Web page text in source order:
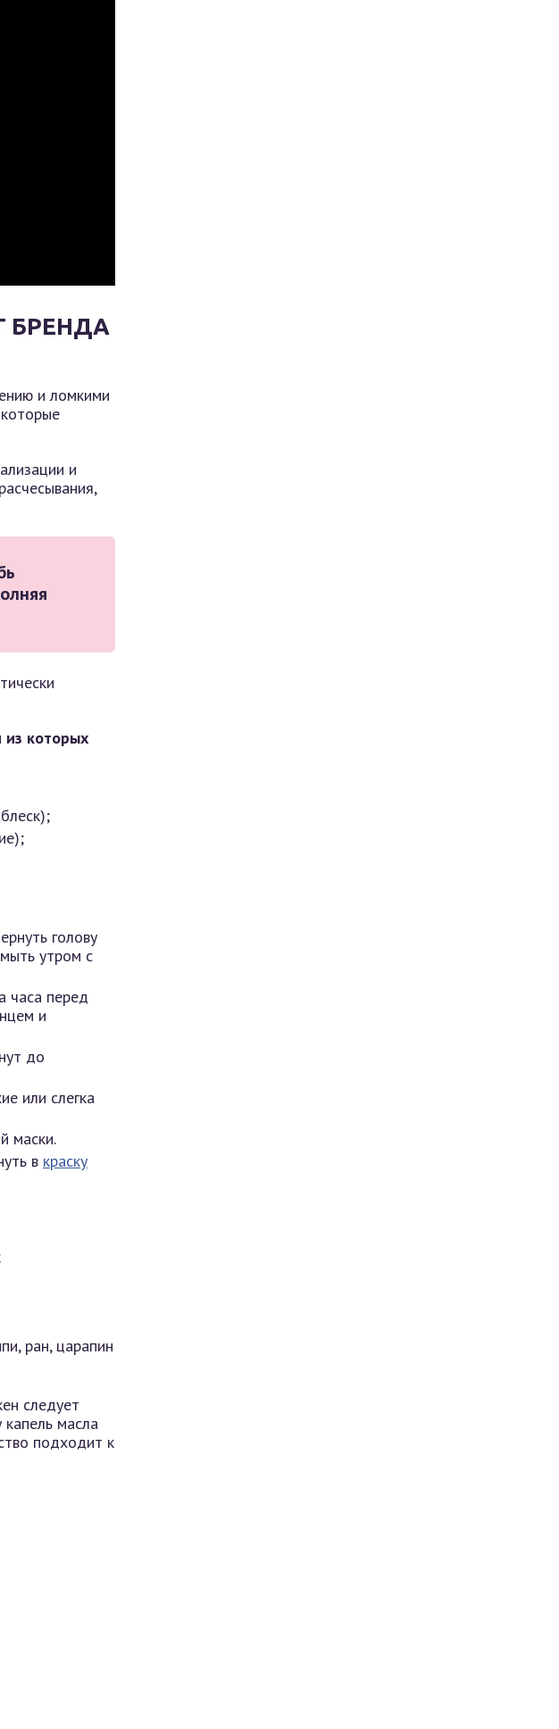
БРЕНДА
и ломкими
и
из которых
голову
утром с
часа перед
и
до
или слегка
маски.
в краску
ран, царапин
следует
капель масла
подходит к